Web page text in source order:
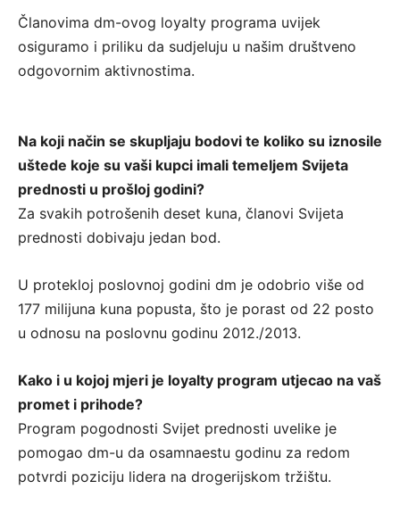
Članovima dm-ovog loyalty programa uvijek
osiguramo i priliku da sudjeluju u našim društveno
odgovornim aktivnostima.
Na koji način se skupljaju bodovi te koliko su iznosile
uštede koje su vaši kupci imali temeljem Svijeta
prednosti u prošloj godini?
Za svakih potrošenih deset kuna, članovi Svijeta
prednosti dobivaju jedan bod.
U protekloj poslovnoj godini dm je odobrio više od
177 milijuna kuna popusta, što je porast od 22 posto
u odnosu na poslovnu godinu 2012./2013.
Kako i u kojoj mjeri je loyalty program utjecao na vaš
promet i prihode?
Program pogodnosti Svijet prednosti uvelike je
pomogao dm-u da osamnaestu godinu za redom
potvrdi poziciju lidera na drogerijskom tržištu.